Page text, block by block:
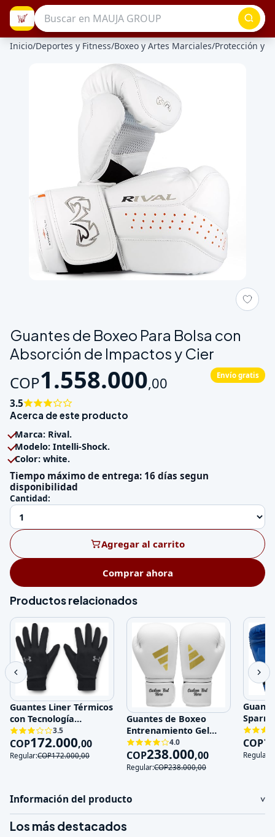
Inicio/Deportes y Fitness/Boxeo y Artes Marciales/Protección y
Guantes de Boxeo Para Bolsa con
Absorción de Impactos y Cier
COP1.558.000,00 Envío gratis
3.5
Acerca de este producto
Marca: Rival.
Modelo: Intelli-Shock.
Color: white.
Tiempo máximo de entrega: 16 días segun
disponibilidad
Cantidad:
Agregar al carrito
Comprar ahora
Productos relacionados
Guantes Liner Térmicos
con Tecnología
Impermeable y Touch
Sc
3.5
COP172.000,00
Regular:COP172.000,00
Guantes de Boxeo
Entrenamiento Gel
Absorción de Impactos
4.0
COP238.000,00
Regular:COP238.000,00
COP
Regular:
Información del producto
Los más destacados